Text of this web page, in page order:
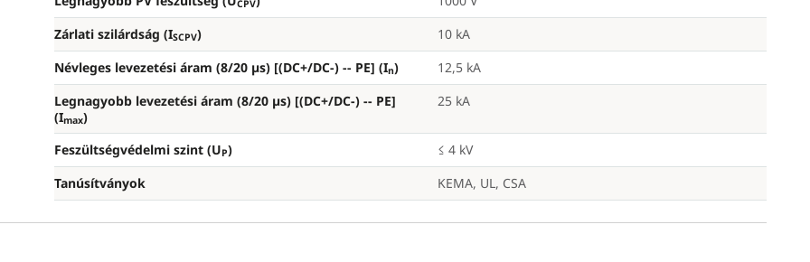
CPV
Zárlati szilárdság (ISCPV)
10 kA
Névleges levezetési áram (8/20 µs) [(DC+/DC-) -- PE] (In)
12,5 kA
Legnagyobb levezetési áram (8/20 µs) [(DC+/DC-) -- PE]
(Imax)
25 kA
Feszültségvédelmi szint (UP)
≤ 4 kV
Tanúsítványok
KEMA, UL, CSA